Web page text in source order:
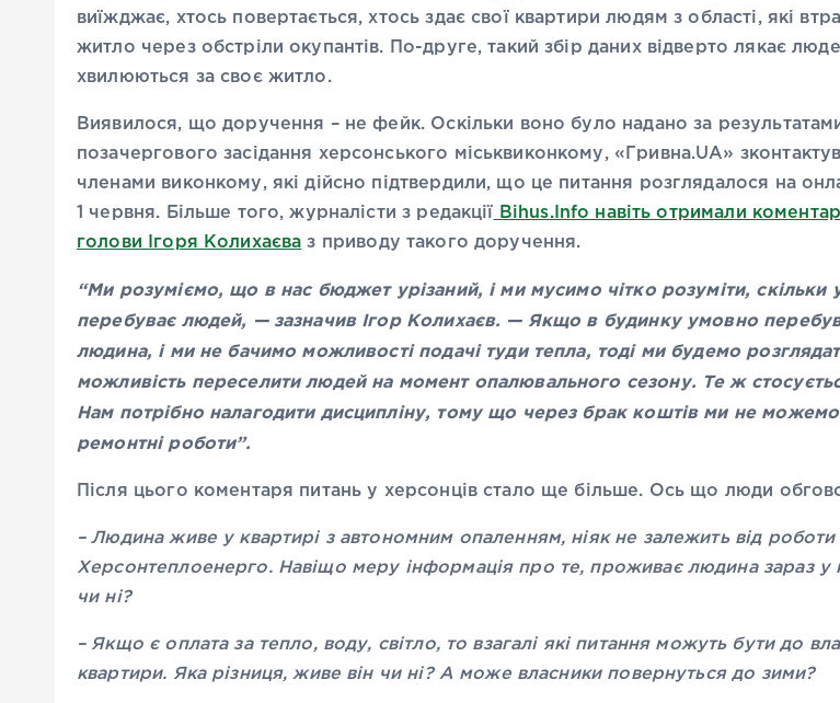
виїжджає, хтось повертається, хтось здає свої квартири людям з області, які
житло через обстріли окупантів. По-друге, такий збір даних відверто лякає
хвилюються за своє житло.
Виявилося, що доручення – не фейк. Оскільки воно було надано за
позачергового засідання херсонського міськвиконкому, «Гривна.UA»
членами виконкому, які дійсно підтвердили, що це питання розглядалося на
1 червня. Більше того, журналісти з редакції Bihus.Info навіть отримали
голови Ігоря Колихаєва з приводу такого доручення.
“Ми розуміємо, що в нас бюджет урізаний, і ми мусимо чітко розуміти, скільки
перебуває людей, — зазначив Ігор Колихаєв. — Якщо в будинку умовно
людина, і ми не бачимо можливості подачі туди тепла, тоді ми будемо
можливість переселити людей на момент опалювального сезону. Те ж
Нам потрібно налагодити дисципліну, тому що через брак коштів ми не
ремонтні роботи”.
Після цього коментаря питань у херсонців стало ще більше. Ось що люди
– Людина живе у квартирі з автономним опаленням, ніяк не залежить від
Херсонтеплоенерго. Навіщо меру інформація про те, проживає людина зараз у
чи ні?
– Якщо є оплата за тепло, воду, світло, то взагалі які питання можуть бути до
квартири. Яка різниця, живе він чи ні? А може власники повернуться до зими?